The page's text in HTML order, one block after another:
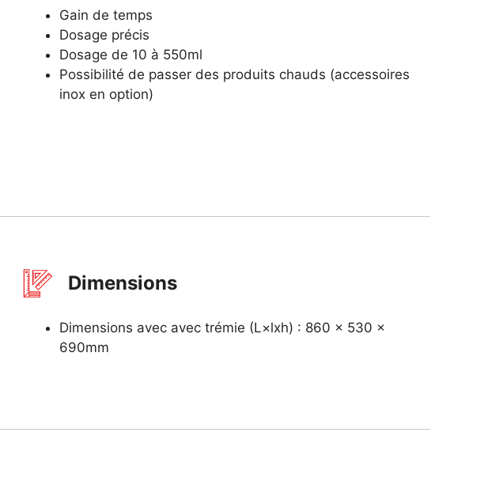
Gain de temps
Dosage précis
Dosage de 10 à 550ml
Possibilité de passer des produits chauds (accessoires
inox en option)
Dimensions
Dimensions avec avec trémie (L×lxh) : 860 x 530 x
690mm